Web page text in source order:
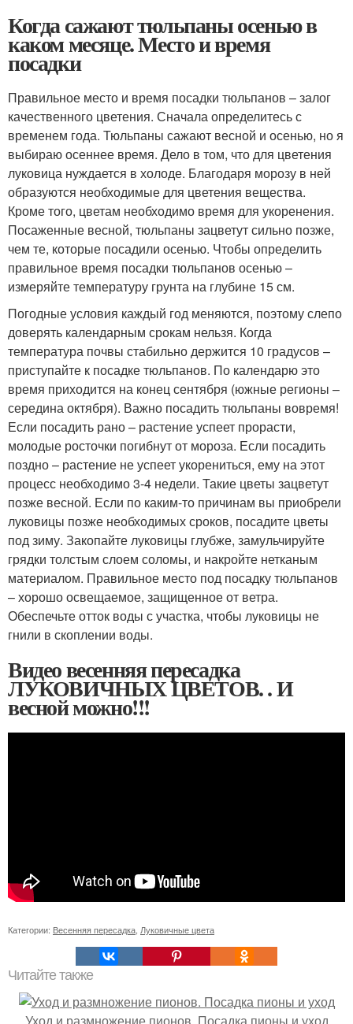
Когда сажают тюльпаны осенью в
каком месяце. Место и время
посадки
Правильное место и время посадки тюльпанов – залог
качественного цветения. Сначала определитесь с
временем года. Тюльпаны сажают весной и осенью, но я
выбираю осеннее время. Дело в том, что для цветения
луковица нуждается в холоде. Благодаря морозу в ней
образуются необходимые для цветения вещества.
Кроме того, цветам необходимо время для укоренения.
Посаженные весной, тюльпаны зацветут сильно позже,
чем те, которые посадили осенью. Чтобы определить
правильное время посадки тюльпанов осенью –
измеряйте температуру грунта на глубине 15 см.
Погодные условия каждый год меняются, поэтому слепо
доверять календарным срокам нельзя. Когда
температура почвы стабильно держится 10 градусов –
приступайте к посадке тюльпанов. По календарю это
время приходится на конец сентября (южные регионы –
середина октября). Важно посадить тюльпаны вовремя!
Если посадить рано – растение успеет прорасти,
молодые росточки погибнут от мороза. Если посадить
поздно – растение не успеет укорениться, ему на этот
процесс необходимо 3-4 недели. Такие цветы зацветут
позже весной. Если по каким-то причинам вы приобрели
луковицы позже необходимых сроков, посадите цветы
под зиму. Закопайте луковицы глубже, замульчируйте
грядки толстым слоем соломы, и накройте нетканым
материалом. Правильное место под посадку тюльпанов
– хорошо освещаемое, защищенное от ветра.
Обеспечьте отток воды с участка, чтобы луковицы не
гнили в скоплении воды.
Видео весенняя пересадка
ЛУКОВИЧНЫХ ЦВЕТОВ. . И
весной можно!!!
Категории: Весенняя пересадка Луковичные цвета
Читайте также